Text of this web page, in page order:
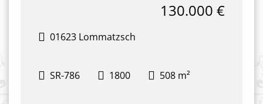
01623 Lommatzsch
130.000 €
SR-786 1800 508 m²